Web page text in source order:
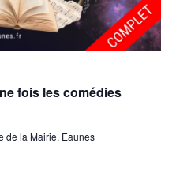
fois les comédies
de la Mairie, Eaunes